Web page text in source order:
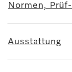
Normen,
Ausstattung